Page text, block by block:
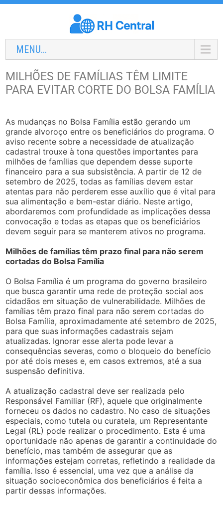
MENU...
MILHÕES DE FAMÍLIAS TÊM LIMITE
PARA EVITAR CORTE DO BOLSA FAMÍLIA
As mudanças no Bolsa Família estão gerando um
grande alvoroço entre os beneficiários do programa. O
aviso recente sobre a necessidade de atualização
cadastral trouxe à tona questões importantes para
milhões de famílias que dependem desse suporte
financeiro para a sua subsistência. A partir de 12 de
setembro de 2025, todas as famílias devem estar
atentas para não perderem esse auxílio que é vital para
sua alimentação e bem-estar diário. Neste artigo,
abordaremos com profundidade as implicações dessa
convocação e todas as etapas que os beneficiários
devem seguir para se manterem ativos no programa.
Milhões de famílias têm prazo final para não serem
cortadas do Bolsa Família
O Bolsa Família é um programa do governo brasileiro
que busca garantir uma rede de proteção social aos
cidadãos em situação de vulnerabilidade. Milhões de
famílias têm prazo final para não serem cortadas do
Bolsa Família, aproximadamente até setembro de 2025,
para que suas informações cadastrais sejam
atualizadas. Ignorar esse alerta pode levar a
consequências severas, como o bloqueio do benefício
por até dois meses e, em casos extremos, até a sua
suspensão definitiva.
A atualização cadastral deve ser realizada pelo
Responsável Familiar (RF), aquele que originalmente
forneceu os dados no cadastro. No caso de situações
especiais, como tutela ou curatela, um Representante
Legal (RL) pode realizar o procedimento. Esta é uma
oportunidade não apenas de garantir a continuidade do
benefício, mas também de assegurar que as
informações estejam corretas, refletindo a realidade da
família. Isso é essencial, uma vez que a análise da
situação socioeconômica dos beneficiários é feita a
partir dessas informações.